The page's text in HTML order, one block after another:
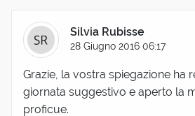
Silvia Rubisse
28 Giugno 2016 06:17
Grazie, la vostra spiegazione ha
giornata suggestivo e aperto la
proficue.